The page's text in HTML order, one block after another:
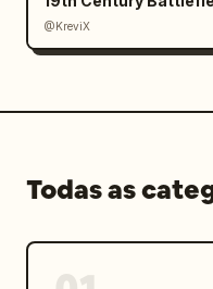
@KreviX
Todas as